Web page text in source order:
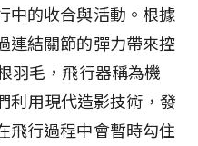
中的收合與活動。根據
連結關節的彈力帶來控
羽毛，飛行器稱為機
用現代造影技術，發
飛行過程中會暫時勾住